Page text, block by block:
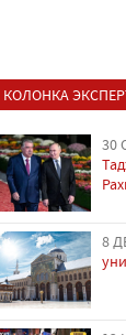
КОЛОНКА
30
8